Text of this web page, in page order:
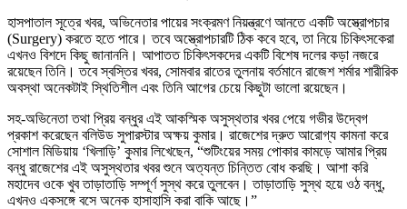
হাসপাতাল সূত্রে খবর, অভিনেতার পায়ের সংক্রমণ নিয়ন্ত্রণে আনতে একটি অস্ত্রোপচার
(Surgery) করতে হতে পারে। তবে অস্ত্রোপচারটি ঠিক কবে হবে, তা নিয়ে চিকিৎসকেরা
এখনও বিশদে কিছু জানাননি। আপাতত চিকিৎসকদের একটি বিশেষ দলের কড়া নজরে
রয়েছেন তিনি। তবে স্বস্তির খবর, সোমবার রাতের তুলনায় বর্তমানে রাজেশ শর্মার শারীরিক
অবস্থা অনেকটাই স্থিতিশীল এবং তিনি আগের চেয়ে কিছুটা ভালো রয়েছেন।
সহ-অভিনেতা তথা প্রিয় বন্ধুর এই আকস্মিক অসুস্থতার খবর পেয়ে গভীর উদ্বেগ
প্রকাশ করেছেন বলিউড সুপারস্টার অক্ষয় কুমার। রাজেশের দ্রুত আরোগ্য কামনা করে
সোশাল মিডিয়ায় ‘খিলাড়ি’ কুমার লিখেছেন, “শুটিংয়ের সময় পোকার কামড়ে আমার প্রিয়
বন্ধু রাজেশের এই অসুস্থতার খবর শুনে অত্যন্ত চিন্তিত বোধ করছি। আশা করি
মহাদেব ওকে খুব তাড়াতাড়ি সম্পূর্ণ সুস্থ করে তুলবেন। তাড়াতাড়ি সুস্থ হয়ে ওঠ বন্ধু,
এখনও একসঙ্গে বসে অনেক হাসাহাসি করা বাকি আছে।”